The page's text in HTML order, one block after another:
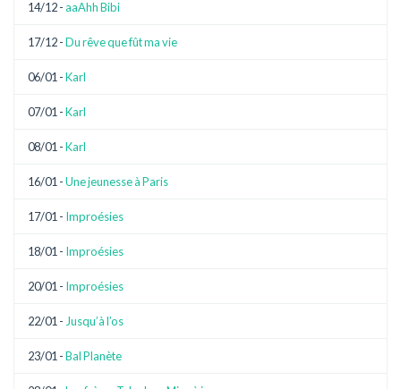
14/12 -aaAhh Bibi
17/12 -Du rêve que fût ma vie
06/01 -Karl
07/01 -Karl
08/01 -Karl
16/01 -Une jeunesse à Paris
17/01 - Improésies
18/01 - Improésies
20/01 - Improésies
22/01 - Jusqu’à l’os
23/01 -Bal Planète